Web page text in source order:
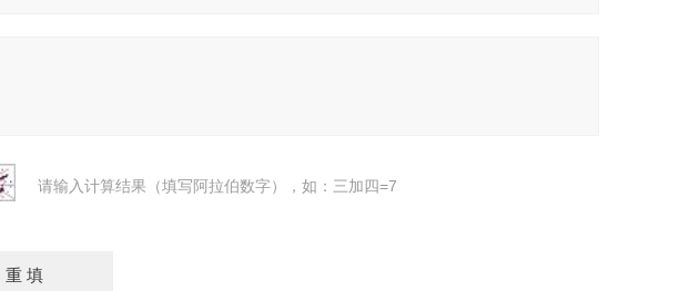
请输入计算结果（填写阿拉伯数字），如：三加四=7